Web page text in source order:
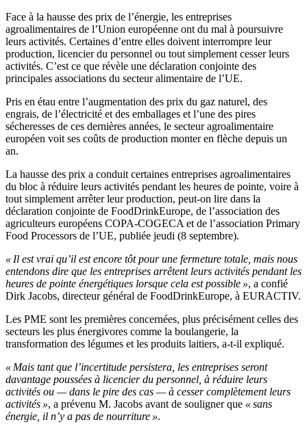
Face à la hausse des prix de l’énergie, les entreprises
agroalimentaires de l’Union européenne ont du mal à poursuivre
leurs activités. Certaines d’entre elles doivent interrompre leur
production, licencier du personnel ou tout simplement cesser leurs
activités. C’est ce que révèle une déclaration conjointe des
principales associations du secteur alimentaire de l’UE.
Pris en étau entre l’augmentation des prix du gaz naturel, des
engrais, de l’électricité et des emballages et l’une des pires
sécheresses de ces dernières années, le secteur agroalimentaire
européen voit ses coûts de production monter en flèche depuis un
an.
La hausse des prix a conduit certaines entreprises agroalimentaires
du bloc à réduire leurs activités pendant les heures de pointe, voire à
tout simplement arrêter leur production, peut-on lire dans la
déclaration conjointe de FoodDrinkEurope, de l’association des
agriculteurs européens COPA-COGECA et de l’association Primary
Food Processors de l’UE, publiée jeudi (8 septembre).
« Il est vrai qu’il est encore tôt pour une fermeture totale, mais nous
entendons dire que les entreprises arrêtent leurs activités pendant les
heures de pointe énergétiques lorsque cela est possible », a confié
Dirk Jacobs, directeur général de FoodDrinkEurope, à EURACTIV.
Les PME sont les premières concernées, plus précisément celles des
secteurs les plus énergivores comme la boulangerie, la
transformation des légumes et les produits laitiers, a-t-il expliqué.
« Mais tant que l’incertitude persistera, les entreprises seront
davantage poussées à licencier du personnel, à réduire leurs
activités ou — dans le pire des cas — à cesser complètement leurs
activités », a prévenu M. Jacobs avant de souligner que « sans
énergie, il n’y a pas de nourriture ».